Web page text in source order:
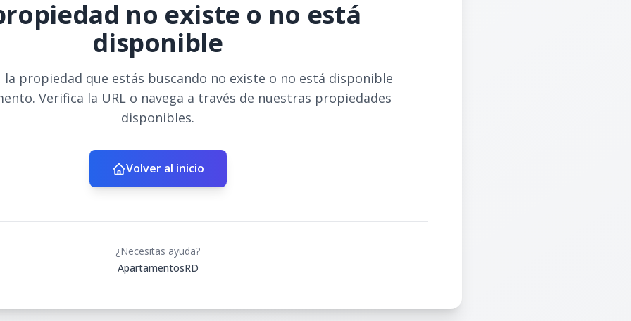
no existe o no está
disponible
propiedad que estás buscando no existe o no está disponible
Verifica la URL o navega a través de nuestras propiedades
disponibles.
Volver al inicio
¿Necesitas ayuda?
ApartamentosRD